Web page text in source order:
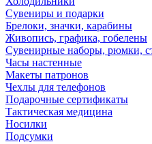
Сувениры и подарки
Брелоки, значки, карабины
Живопись, графика, гобелены
Сувенирные наборы, рюмки,
Часы настенные
Макеты патронов
Чехлы для телефонов
Подарочные сертификаты
Тактическая медицина
Носилки
Подсумки